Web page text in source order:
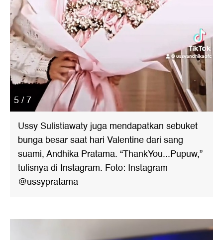
5 / 7
Ussy Sulistiawaty juga mendapatkan sebuket
bunga besar saat hari Valentine dari sang
suami, Andhika Pratama. “ThankYou...Pupuw,”
tulisnya di Instagram. Foto: Instagram
@ussypratama